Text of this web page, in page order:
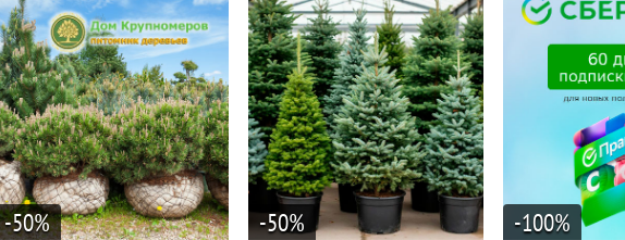
-50% -50% -100%